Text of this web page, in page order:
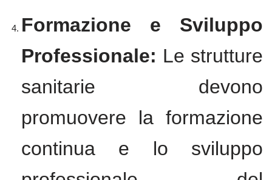
Formazione e Sviluppo
Professionale: Le strutture
sanitarie devono
promuovere la formazione
continua e lo sviluppo